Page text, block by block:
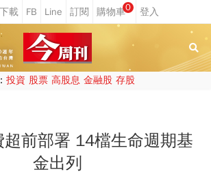
0
投資 股票 高股息 金融股 存股
前部署 14檔生命週期基
金出列